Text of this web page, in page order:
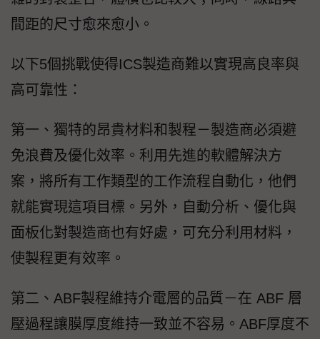
間距的尺寸愈來愈小。
以下5個挑戰使得ICS製造商難以實現高良率與
高可靠性：
第一、獨特的昂貴材料和製程－製造商必須避
免浪費及優化效率。利用先進的軟體解決方
案，將所有工作類型的工作流程自動化，他們
就能實現這項目標。另外，自動分析、優化與
面板化對製造商也有好處，可充分利用材料，
使製程更有效率。
第二、ABF製程維持介電層的品質－在 ABF 層
壓過程讓膜厚度維持一致並不容易。ABF厚度不